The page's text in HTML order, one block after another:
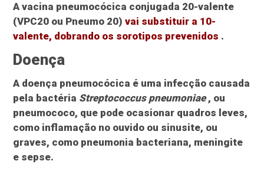
A vacina pneumocócica conjugada 20-valente
(VPC20 ou Pneumo 20)vai substituir a 10-
valente, dobrando os sorotipos prevenidos .
Doença
A doença pneumocócica é uma infecção causada
pela bactéria Streptococcus pneumoniae, ou
pneumococo, que pode ocasionar quadros leves,
como inflamação no ouvido ou sinusite, ou
graves, como pneumonia bacteriana, meningite
e sepse.